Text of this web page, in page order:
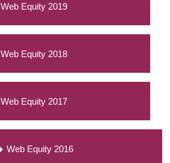
Web Equity 2019
Web Equity 2018
Web Equity 2017
Web Equity 2016